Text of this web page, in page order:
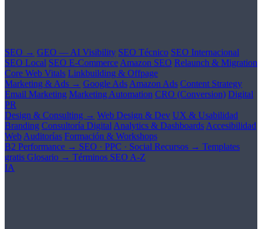
SEO → GEO — AI Visibility SEO Técnico SEO Internacional
SEO Local SEO E-Commerce Amazon SEO Relaunch & Migration
Core Web Vitals Linkbuilding & Offpage
Marketing & Ads → Google Ads Amazon Ads Content Strategy
Email Marketing Marketing Automation CRO (Conversion) Digital
PR
Design & Consulting → Web Design & Dev UX & Usabilidad
Branding Consultoría Digital Analytics & Dashboards Accesibilidad
Web Auditorías Formación & Workshops
B2 Performance → SEO · PPC · Social Recursos → Templates
gratis Glosario → Términos SEO A-Z
IA